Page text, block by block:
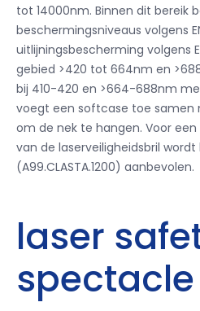
tot 14000nm. Binnen dit bereik
beschermingsniveaus volgens
uitlijningsbescherming volgens
gebied >420 tot 664nm en
bij 410-420 en >664-688nm
voegt een softcase toe samen
om de nek te hangen. Voor
van de laserveiligheidsbril
(A99.CLASTA.1200) aanbevolen.
laser
spectacle